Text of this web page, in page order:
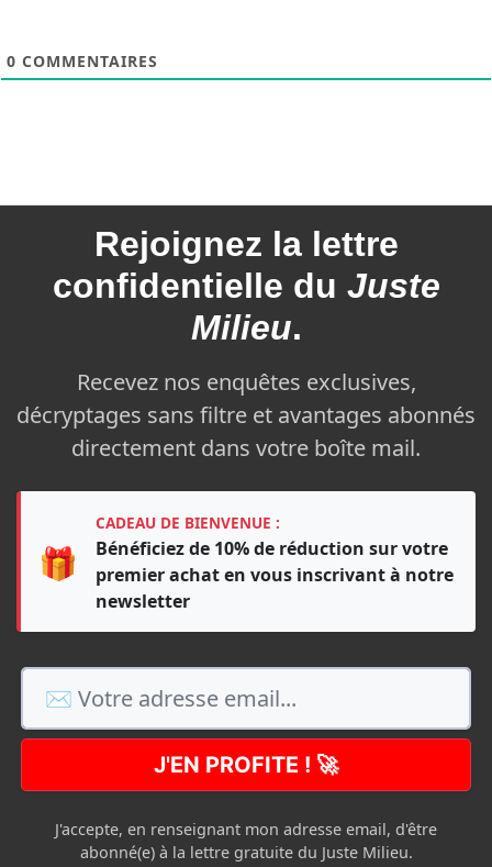
0 COMMENTAIRES
Rejoignez la lettre
confidentielle du Juste
Milieu.
Recevez nos enquêtes exclusives,
décryptages sans filtre et avantages abonnés
directement dans votre boîte mail.
🎁
CADEAU DE BIENVENUE :
Bénéficiez de 10% de réduction sur votre
premier achat en vous inscrivant à notre
newsletter
J'EN PROFITE ! 🚀
J'accepte, en renseignant mon adresse email, d'être
abonné(e) à la lettre gratuite du Juste Milieu.